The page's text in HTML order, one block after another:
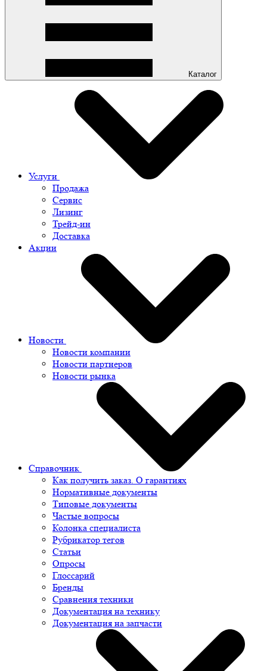
Каталог
Услуги
Продажа
Сервис
Лизинг
Трейд-ин
Доставка
Акции
Новости
Новости компании
Новости партнеров
Новости рынка
Справочник
Как получить заказ. О гарантиях
Нормативные документы
Типовые документы
Частые вопросы
Колонка специалиста
Рубрикатор тегов
Статьи
Опросы
Глоссарий
Бренды
Сравнения техники
Документация на технику
Документация на запчасти